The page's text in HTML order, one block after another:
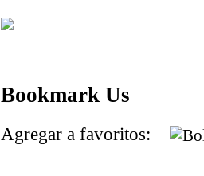
Bookmark Us
Agregar a favoritos: